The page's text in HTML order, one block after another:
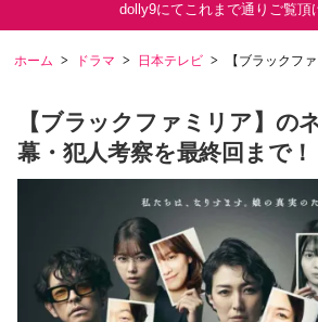
dolly9にてこれまで通りご覧頂
ホーム ドラマ 日本テレビ 【ブラックフ
【ブラックファミリア】の
幕・犯人考察を最終回まで！